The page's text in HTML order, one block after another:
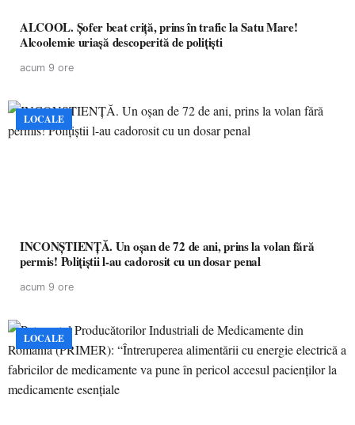
ALCOOL. Șofer beat criță, prins în trafic la Satu Mare!
Alcoolemie uriașă descoperită de polițiști
acum 9 ore
LOCALE
INCONȘTIENȚĂ. Un oșan de 72 de ani, prins la volan fără
permis! Polițiștii l-au cadorosit cu un dosar penal
acum 9 ore
LOCALE